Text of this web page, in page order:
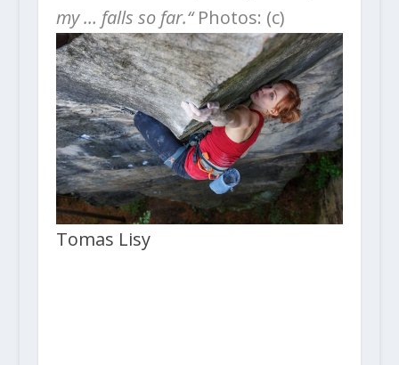
my … falls so far.“ Photos: (c)
Tomas Lisy